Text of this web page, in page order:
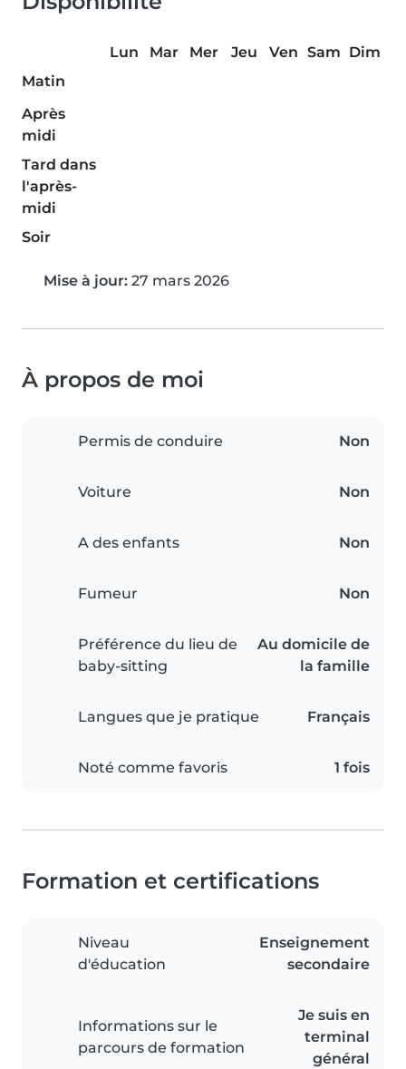
Lun Mar Mer Jeu Ven Sam Dim
Matin
Après
midi
Tard dans
l'après-
midi
Soir
Mise à jour: 27 mars 2026
À propos de moi
Permis de conduire Non
Voiture Non
A des enfants Non
Fumeur Non
Préférence du lieu de
baby-sitting
Au domicile de
la famille
Langues que je pratique Français
Noté comme favoris 1 fois
Formation et certifications
Niveau
d'éducation
Enseignement
secondaire
Informations sur le
parcours de formation
Je suis en
terminal
général